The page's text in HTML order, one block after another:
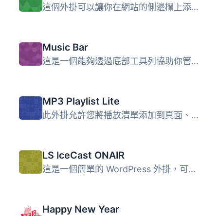
這個外掛可以讓你在網站的側邊欄上添加一個按鈕，點擊後會開...
Music Bar
這是一個能夠透過底部工具列協助你管理歌曲的 WordPress 外掛...
MP3 Playlist Lite
此外掛允許您將播放清單添加到頁面、文章和側邊欄中。只需創...
LS IceCast ONAIR
這是一個簡單的 WordPress 外掛，可以顯示從 IceCast 伺服器 ...
Happy New Year